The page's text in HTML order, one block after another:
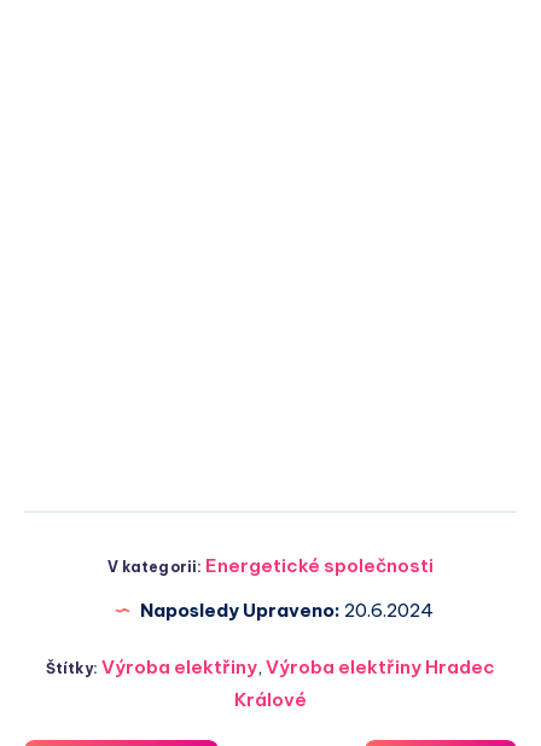
V kategorii: Energetické společnosti
Naposledy Upraveno: 20.6.2024
Štítky:Výroba elektřiny,Výroba elektřiny Hradec
Králové